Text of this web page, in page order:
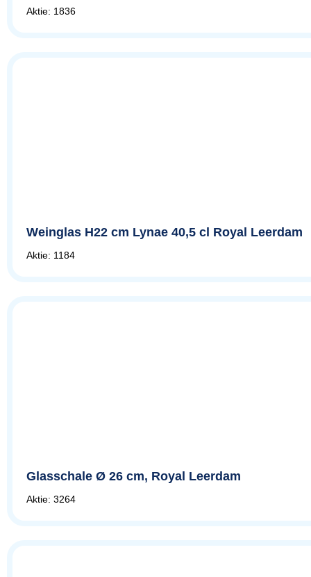
Aktie: 1836
Weinglas H22 cm Lynae 40,5 cl Royal Leerdam
Aktie: 1184
Glasschale Ø 26 cm, Royal Leerdam
Aktie: 3264